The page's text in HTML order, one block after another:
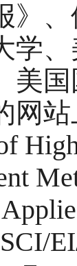
》
学
美
网